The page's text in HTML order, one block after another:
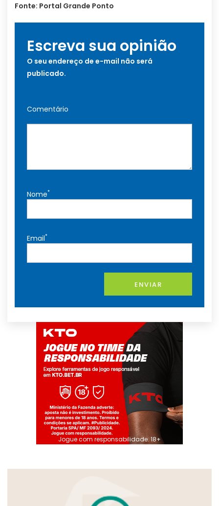
Fonte: Portal Grande Ponto
Escreva sua opinião
O seu endereço de e-mail não será
publicado.
Comentário
Nome*
Email*
ENVIAR
Jogue com responsabilidade. 18+